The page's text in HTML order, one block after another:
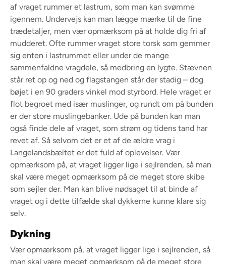
af vraget rummer et lastrum, som man kan svømme
igennem. Undervejs kan man lægge mærke til de fine
trædetaljer, men vær opmærksom på at holde dig fri af
mudderet. Ofte rummer vraget store torsk som gemmer
sig enten i lastrummet eller under de mange
sammenfaldne vragdele, så medbring en lygte. Stævnen
står ret op og ned og flagstangen står der stadig – dog
bøjet i en 90 graders vinkel mod styrbord. Hele vraget er
flot begroet med især muslinger, og rundt om på bunden
er der store muslingebanker. Ude på bunden kan man
også finde dele af vraget, som strøm og tidens tand har
revet af. Så selvom det er et af de ældre vrag i
Langelandsbæltet er det fuld af oplevelser. Vær
opmærksom på, at vraget ligger lige i sejlrenden, så man
skal være meget opmærksom på de meget store skibe
som sejler der. Man kan blive nødsaget til at binde af
vraget og i dette tilfælde skal dykkerne kunne klare sig
selv.
Dykning
Vær opmærksom på, at vraget ligger lige i sejlrenden, så
man skal være meget opmærksom på de meget store